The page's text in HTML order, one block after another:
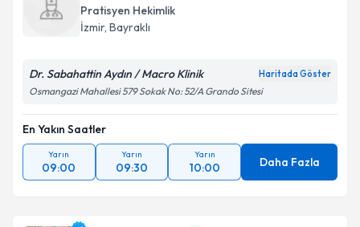
Pratisyen Hekimlik
İzmir, Bayraklı
Dr. Sabahattin Aydın / Macro Klinik Haritada Göster
Osmangazi Mahallesi 579 Sokak No: 52/A Grando Sitesi
En Yakın Saatler
Yarın
09:00
Yarın
09:30
Yarın
10:00 Daha Fazla